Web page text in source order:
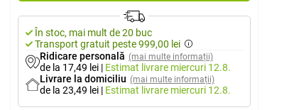
În stoc, mai mult de 20 buc
Transport gratuit peste 999,00 lei
Ridicare personală (mai multe informații)
de la 17,49 lei | Estimat livrare miercuri 12.8.
Livrare la domiciliu (mai multe informații)
de la 23,49 lei | Estimat livrare miercuri 12.8.